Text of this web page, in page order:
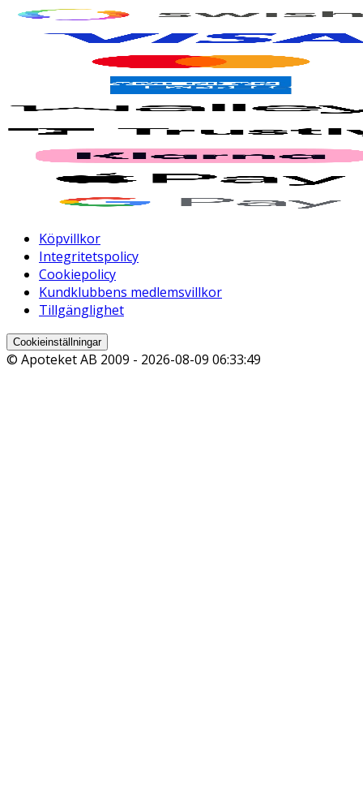
Köpvillkor
Integritetspolicy
Cookiepolicy
Kundklubbens medlemsvillkor
Tillgänglighet
Cookieinställningar
© Apoteket AB 2009 - 2026-08-09 06:33:49